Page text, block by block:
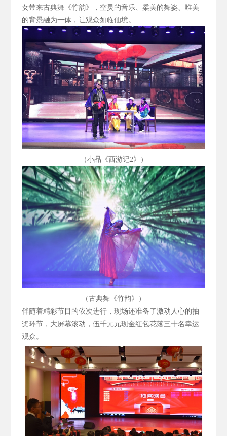
女带来古典舞《竹韵》，空灵的音乐、柔美的舞姿、唯美
的背景融为一体，让观众如临仙境。
（小品《西游记2》）
（古典舞《竹韵》）
伴随着精彩节目的依次进行，现场还准备了激动人心的抽
奖环节，大屏幕滚动，伍千元元现金红包花落三十名幸运
观众。